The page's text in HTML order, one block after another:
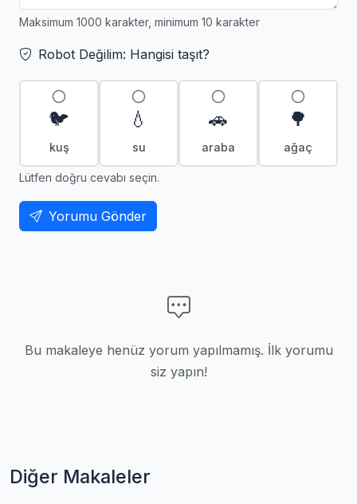
Maksimum 1000 karakter, minimum 10 karakter
Robot Değilim: Hangisi taşıt?
🐦
kuş
💧
su
🚗
araba
🌳
ağaç
Lütfen doğru cevabı seçin.
Yorumu Gönder
Bu makaleye henüz yorum yapılmamış. İlk yorumu
siz yapın!
Diğer Makaleler